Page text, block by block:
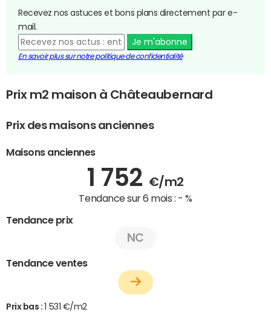
Recevez nos astuces et bons plans directement par e-
mail.
Je m'abonne
En savoir plus sur notre politique de confidentialité
Prix m2 maison à Châteaubernard
Prix des maisons anciennes
Maisons anciennes
1 752 €/m2
Tendance sur 6 mois : - %
Tendance prix
NC
Tendance ventes
Prix bas :
1 531 €/m2